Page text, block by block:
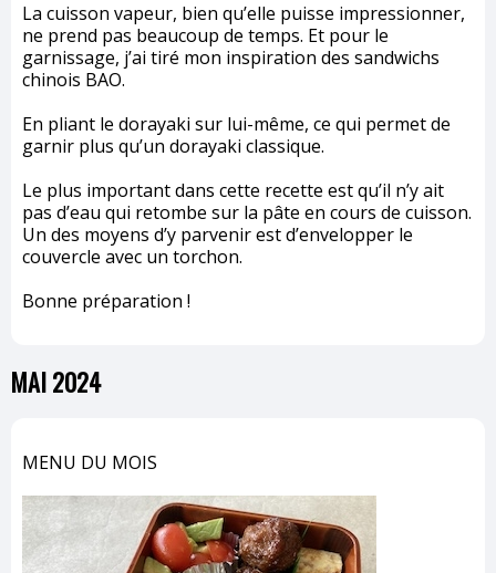
La cuisson vapeur, bien qu’elle puisse impressionner,
ne prend pas beaucoup de temps. Et pour le
garnissage, j’ai tiré mon inspiration des sandwichs
chinois BAO.
En pliant le dorayaki sur lui-même, ce qui permet de
garnir plus qu’un dorayaki classique.
Le plus important dans cette recette est qu’il n’y ait
pas d’eau qui retombe sur la pâte en cours de cuisson.
Un des moyens d’y parvenir est d’envelopper le
couvercle avec un torchon.
Bonne préparation !
MAI 2024
MENU DU MOIS